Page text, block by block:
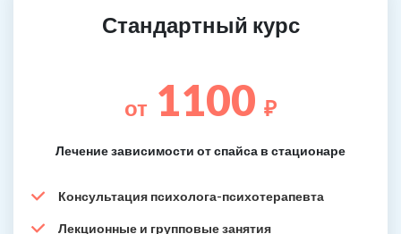
Стандартный курс
от 1100 ₽
Лечение зависимости от спайса в стационаре
Консультация психолога-психотерапевта
Лекционные и групповые занятия